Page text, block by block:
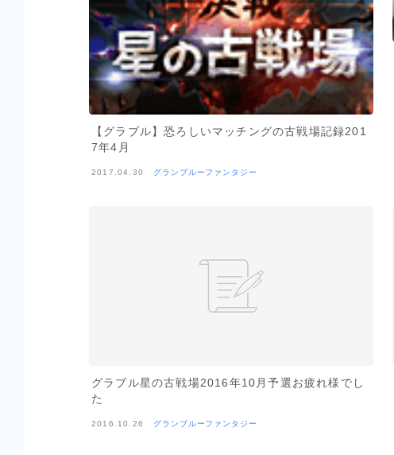
【グラブル】恐ろしいマッチングの古戦場記録201
7年4月
2017.04.30 グランブルーファンタジー
グラブル星の古戦場2016年10月予選お疲れ様でし
た
2016.10.26 グランブルーファンタジー